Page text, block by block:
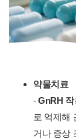
약물치료
-GnRH 작
로 억제해
거나 증상